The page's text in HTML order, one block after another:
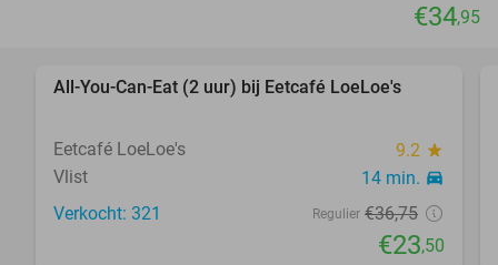
€34,95
favorite_border
All-You-Can-Eat (2 uur) bij Eetcafé LoeLoe's
Eetcafé LoeLoe's 9.2 star
Vlist 14 min. directions_car
Verkocht: 321 Regulier €36,75
€23,50